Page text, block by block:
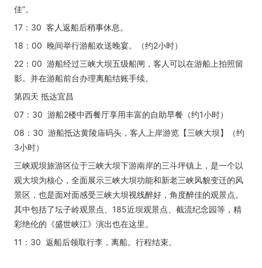
佳”。
17：30 客人返船后稍事休息。
18：00 晚间举行游船欢送晚宴。（约2小时）
22：00 游船经过三峡大坝五级船闸，客人可以在游船上拍照留
影。并在游船前台办理离船结账手续。
第四天 抵达宜昌
07：30 游船2楼中西餐厅享用丰富的自助早餐（约1小时）
08：30 游船抵达黄陵庙码头，客人上岸游览【三峡大坝】（约
3小时）
三峡观坝旅游区位于三峡大坝下游南岸的三斗坪镇上，是一个以
观大坝为核心，全面展示三峡大坝功能和新老三峡风貌变迁的风
景区，也是面对面感受三峡大坝视线醉好，角度醉佳的观景点。
其中包括了坛子岭观景点、185近坝观景点、截流纪念园等，精
彩绝伦的《盛世峡江》演出也在这里。
11：30 返船后领取行李，离船。行程结束。